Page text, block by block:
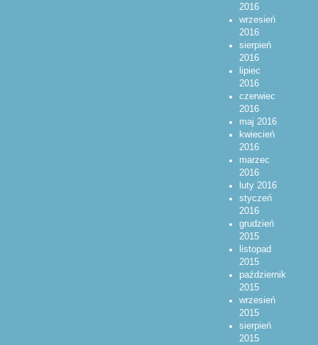
2016
wrzesień
2016
sierpień
2016
lipiec
2016
czerwiec
2016
maj 2016
kwiecień
2016
marzec
2016
luty 2016
styczeń
2016
grudzień
2015
listopad
2015
październik
2015
wrzesień
2015
sierpień
2015